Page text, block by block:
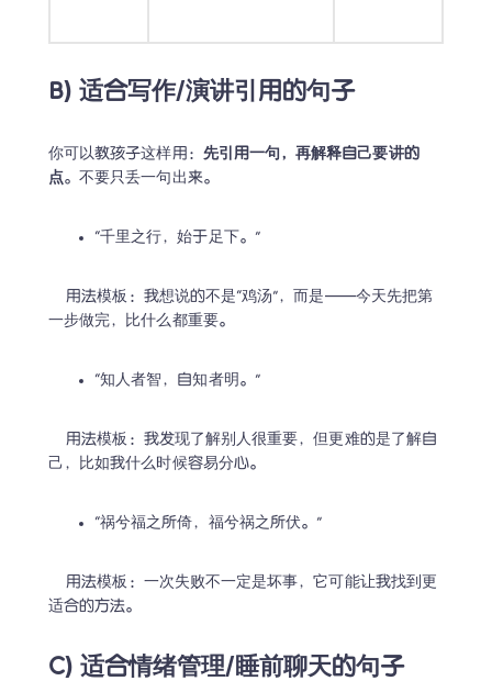
B) 适合写作/演讲引用的句子
你可以教孩子这样用： 先引用一句，再解释自己要讲的
点。不要只丢一句出来。
“千里之行，始于足下。”
一步做完，比什么都重要。
“知人者智，自知者明。”
己，比如我什么时候容易分心。
“祸兮福之所倚，福兮祸之所伏。”
适合的方法。
C) 适合情绪管理/睡前聊天的句子